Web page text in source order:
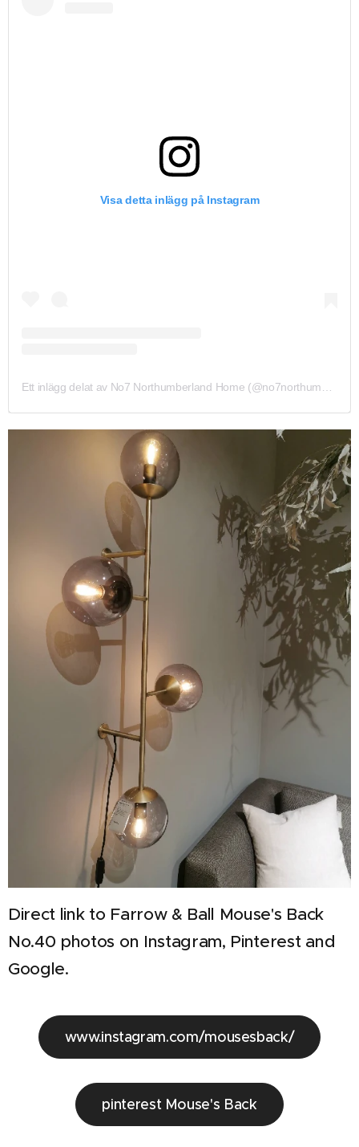
Visa detta inlägg på Instagram
Direct link to Farrow & Ball Mouse's Back
No.40 photos on Instagram, Pinterest and
Google.
www.instagram.com/mousesback/
pinterest Mouse's Back